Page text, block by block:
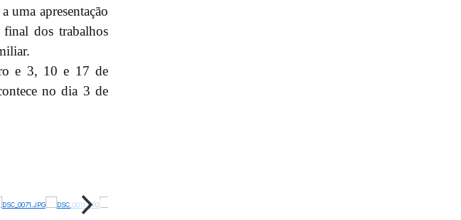
uma apresentação
dos trabalhos
e 3, 10 e 17 de
no dia 3 de